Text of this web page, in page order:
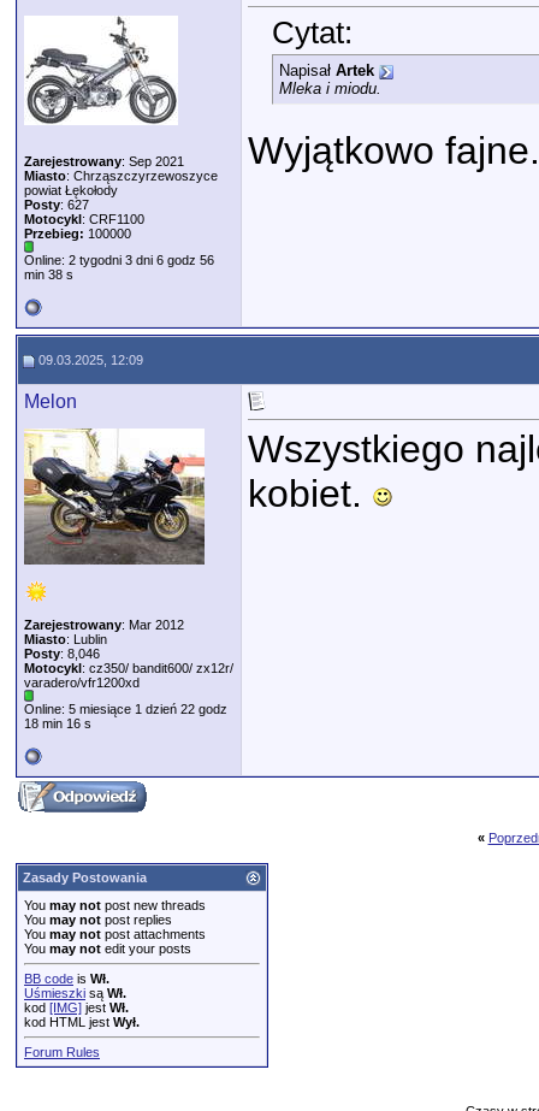
Zarejestrowany: Sep 2021
Miasto: Chrząszczyrzewoszyce
powiat Łękołody
Posty: 627
Motocykl: CRF1100
Przebieg: 100000
Online: 2 tygodni 3 dni 6 godz 56
min 38 s
Cytat:
Napisał Artek
Mleka i miodu.
Wyjątkowo fajne.
09.03.2025, 12:09
Melon
Zarejestrowany: Mar 2012
Miasto: Lublin
Posty: 8,046
Motocykl: cz350/ bandit600/ zx12r/
varadero/vfr1200xd
Online: 5 miesiące 1 dzień 22 godz
18 min 16 s
Wszystkiego
kobiet.
«
Zasady Postowania
You may not post new threads
You may not post replies
You may not post attachments
You may not edit your posts
BB code is Wł.
Uśmieszki są Wł.
kod [IMG] jest Wł.
kod HTML jest Wył.
Forum Rules